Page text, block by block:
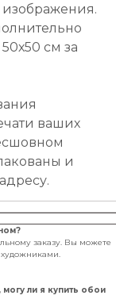
см за
ваших
и
заказу. Вы можете
ли я купить обои